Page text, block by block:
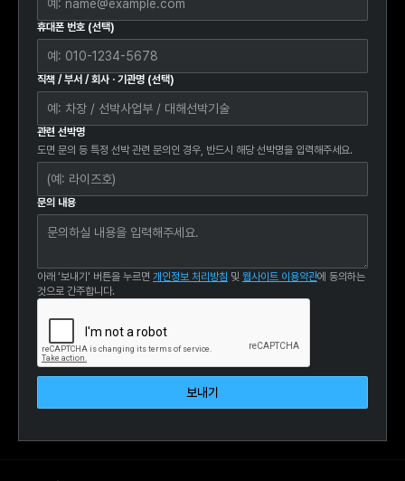
휴대폰 번호 (선택)
직책 / 부서 / 회사 · 기관명 (선택)
관련 선박명
도면 문의 등 특정 선박 관련 문의인 경우, 반드시 해당 선박명을 입력해주세요.
문의 내용
아래 ‘보내기' 버튼을 누르면 개인정보 처리방침 및 웹사이트 이용약관에 동의하는
것으로 간주합니다.